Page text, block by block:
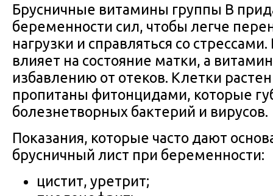
Брусничные витамины группы В
беременности сил, чтобы легче
нагрузки и справляться со
влияет на состояние матки, а
избавлению от отеков. Клетки
пропитаны фитонцидами, которые
болезнетворных бактерий и вирусов.
Показания, которые часто дают
брусничный лист при беременности:
цистит, уретрит;